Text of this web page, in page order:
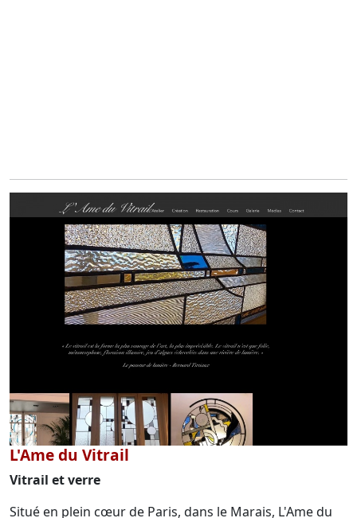
L'Ame du Vitrail
Vitrail et verre
Situé en plein cœur de Paris, dans le Marais, L'Ame du